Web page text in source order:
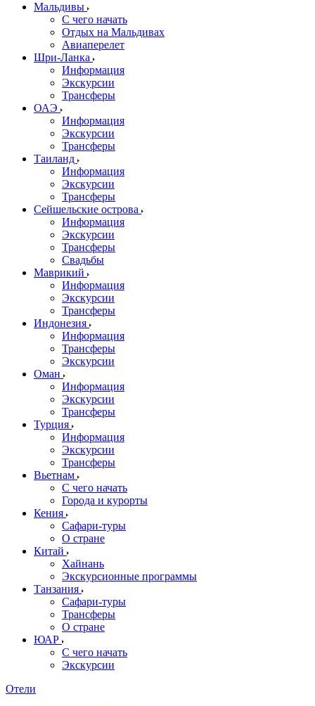
Мальдивы
С чего начать
Отдых на Мальдивах
Авиаперелет
Шри-Ланка
Информация
Экскурсии
Трансферы
ОАЭ
Информация
Экскурсии
Трансферы
Таиланд
Информация
Экскурсии
Трансферы
Сейшельские острова
Информация
Экскурсии
Трансферы
Свадьбы
Маврикий
Информация
Экскурсии
Трансферы
Индонезия
Информация
Трансферы
Экскурсии
Оман
Информация
Экскурсии
Трансферы
Турция
Информация
Экскурсии
Трансферы
Вьетнам
С чего начать
Города и курорты
Кения
Сафари-туры
О стране
Китай
Хайнань
Экскурсионные программы
Танзания
Сафари-туры
Трансферы
О стране
ЮАР
С чего начать
Экскурсии
Отели